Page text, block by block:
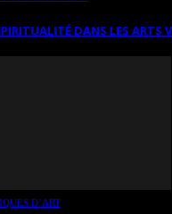
DANS LES ARTS
D’ART